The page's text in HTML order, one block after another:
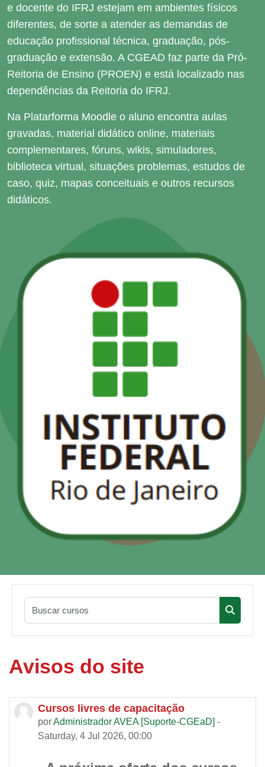
e docente do IFRJ estejam em ambientes físicos
diferentes, de sorte a atender as demandas de
educação profissional técnica, graduação, pós-
graduação e extensão. A CGEAD faz parte da Pró-
Reitoria de Ensino (PROEN) e está localizado nas
dependências da Reitoria do IFRJ.
Na Platarforma Moodle o aluno encontra aulas
gravadas, material didático online, materiais
complementares, fóruns, wikis, simuladores,
biblioteca virtual, situações problemas, estudos de
caso, quiz, mapas conceituais e outros recursos
didáticos.
Buscar
Avisos do site
Cursos livres de capacitação
porAdministrador AVEA [Suporte-CGEaD] -
Saturday, 4 Jul 2026, 00:00